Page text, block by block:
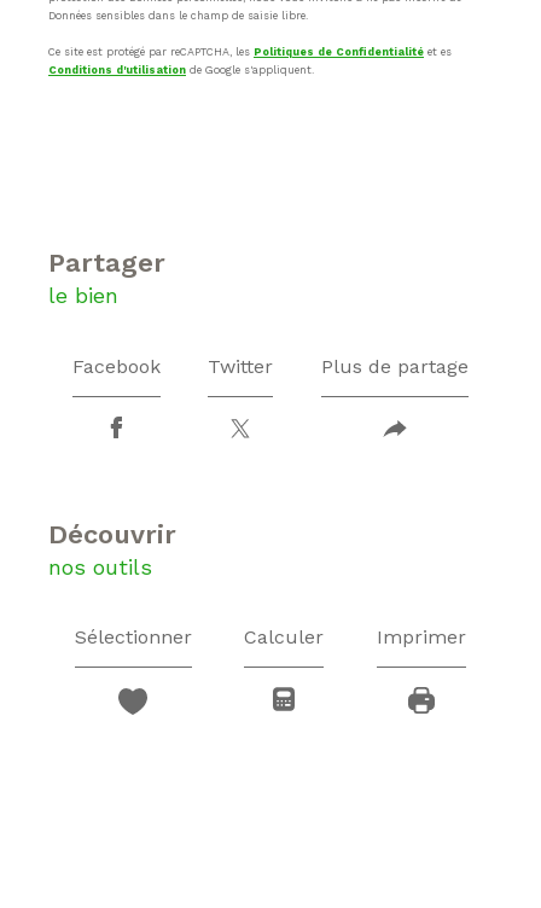
Données sensibles dans le champ de saisie libre.
Ce site est protégé par reCAPTCHA, les Politiques de Confidentialité et es
Conditions d'utilisation de Google s'appliquent.
partager
le bien
Facebook Twitter Plus de partage
découvrir
nos outils
Sélectionner Calculer Imprimer